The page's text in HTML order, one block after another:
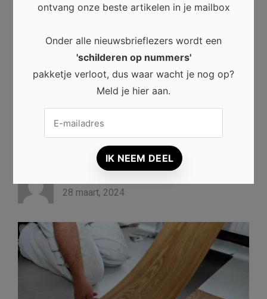
LinkedIn WhatsApp
Beste tips voor het kiezen
en kopen van pvc vloeren
28 maart, 2024
ontvang onze beste artikelen in je mailbox
Onder alle nieuwsbrieflezers wordt een
'schilderen op nummers'
pakketje verloot, dus waar wacht je nog op?
Meld je hier aan.